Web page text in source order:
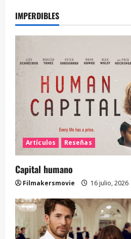
IMPERDIBLES
Artículos Reseñas
Capital humano
Filmakersmovie 16 julio, 2026